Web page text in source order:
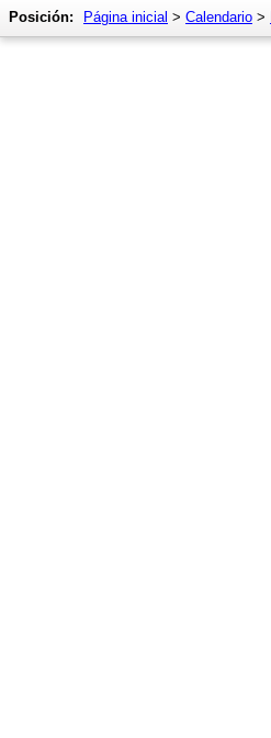
Posición: Página inicial > Calendario >